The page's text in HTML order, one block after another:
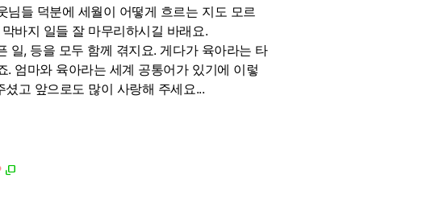
님들 덕분에 세월이 어떻게 흐르는 지도 모르
바지 일들 잘 마무리하시길 바래요.
일, 등을 모두 함께 겪지요. 게다가 육아라는 타
엄마와 육아라는 세계 공통어가 있기에 이렇
고 앞으로도 많이 사랑해 주세요...